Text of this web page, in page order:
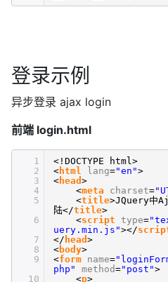
登录示例
异步登录 ajax login
前端 login.html
1
2
3
4
5
6
7
8
9
10
<!DOCTYPE html>
< html lang="en">
< head >
<meta charset=
<title>JQuery中
陆</title>
<script type=
uery.min.js"></
</ head >
<body>
<form name=
php"
method="post">
<p>